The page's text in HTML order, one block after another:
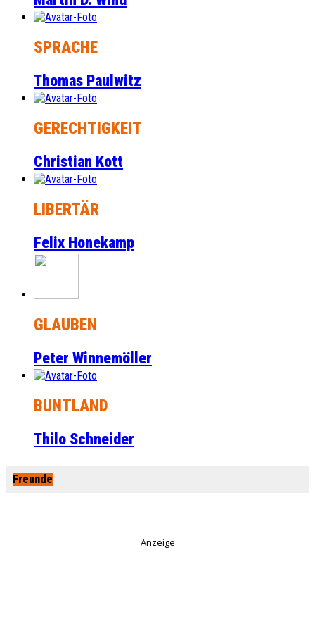
SPRACHE
Thomas Paulwitz
GERECHTIGKEIT
Christian Kott
LIBERTÄR
Felix Honekamp
GLAUBEN
Peter Winnemöller
BUNTLAND
Thilo Schneider
Freunde
Anzeige